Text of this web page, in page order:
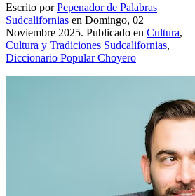
Escrito porPepenador de Palabras
Sudcalifornias en Domingo, 02
Noviembre 2025. Publicado en Cultura,
Cultura y Tradiciones Sudcalifornias,
Diccionario Popular Choyero